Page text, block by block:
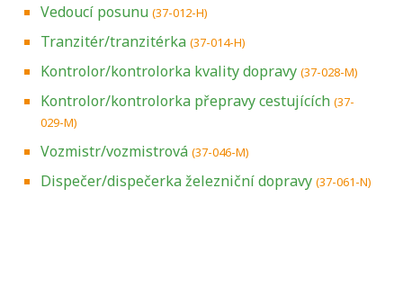
Vedoucí posunu (37-012-H)
Tranzitér/tranzitérka (37-014-H)
Kontrolor/kontrolorka kvality dopravy (37-028-M)
Kontrolor/kontrolorka přepravy cestujících (37-
029-M)
Vozmistr/vozmistrová (37-046-M)
Dispečer/dispečerka železniční dopravy (37-061-N)
Projděte si seznam profesních kvalifikací.